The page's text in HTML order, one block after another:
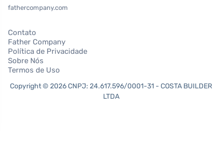
fathercompany.com
Contato
Father Company
Política de Privacidade
Sobre Nós
Termos de Uso
Copyright © 2026 CNPJ: 24.617.596/0001-31 - COSTA BUILDER
LTDA